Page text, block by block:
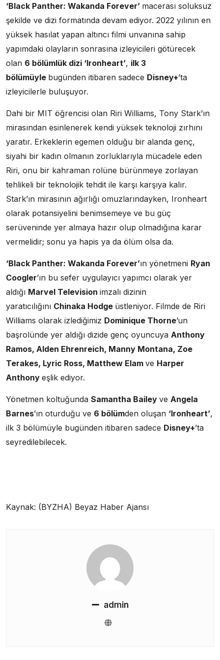
‘Black Panther: Wakanda Forever’ macerası soluksuz
şekilde ve dizi formatında devam ediyor. 2022 yılının en
yüksek hasılat yapan altıncı filmi unvanına sahip
yapımdaki olayların sonrasına izleyicileri götürecek
olan 6 bölümlük dizi ‘Ironheart’, ilk 3
bölümüyle bugünden itibaren sadece Disney+’ta
izleyicilerle buluşuyor.
Dahi bir MIT öğrencisi olan Riri Williams, Tony Stark’ın
mirasından esinlenerek kendi yüksek teknoloji zırhını
yaratır. Erkeklerin egemen olduğu bir alanda genç,
siyahi bir kadın olmanın zorluklarıyla mücadele eden
Riri, onu bir kahraman rolüne bürünmeye zorlayan
tehlikeli bir teknolojik tehdit ile karşı karşıya kalır.
Stark’ın mirasının ağırlığı omuzlarındayken, Ironheart
olarak potansiyelini benimsemeye ve bu güç
serüveninde yer almaya hazır olup olmadığına karar
vermelidir; sonu ya hapis ya da ölüm olsa da.
‘Black Panther: Wakanda Forever’ın yönetmeni Ryan
Coogler’ın bu sefer uygulayıcı yapımcı olarak yer
aldığı Marvel Television imzalı dizinin
yaratıcılığını Chinaka Hodge üstleniyor. Filmde de Riri
Williams olarak izlediğimiz Dominique Thorne’un
başrolünde yer aldığı dizide genç oyuncuya Anthony
Ramos, Alden Ehrenreich, Manny Montana, Zoe
Terakes, Lyric Ross, Matthew Elam ve Harper
Anthony eşlik ediyor.
Yönetmen koltuğunda Samantha Bailey ve Angela
Barnes’ın oturduğu ve 6 bölümden oluşan ‘Ironheart’,
ilk 3 bölümüyle bugünden itibaren sadece Disney+’ta
seyredilebilecek.
Kaynak: (BYZHA) Beyaz Haber Ajansı
admin